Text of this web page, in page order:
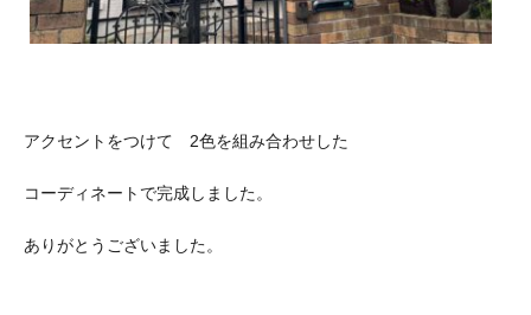
アクセントをつけて 2色を組み合わせした
コーディネートで完成しました。
ありがとうございました。